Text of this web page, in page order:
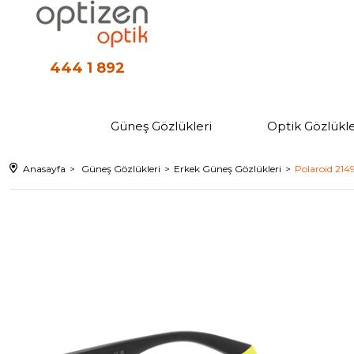
444 1 892
Güneş Gözlükleri Optik
Anasayfa Güneş Gözlükleri Erkek Güneş Gözlükleri Polaroid